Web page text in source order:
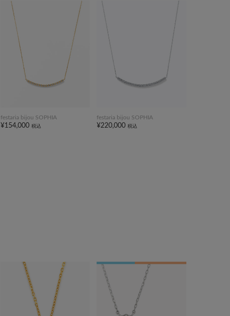
festaria bijou SOPHIA
¥154,000 税込
festaria bijou SOPHIA
¥220,000税込